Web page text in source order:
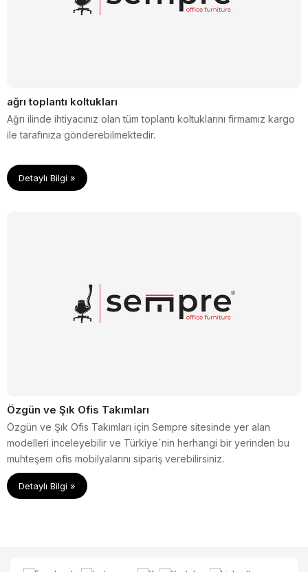
ağrı toplantı koltukları
Ağrı ilinde ihtiyacınız olan tüm toplantı koltuklarını firmamız kargo
ile tarafınıza gönderebilmektedir.
Detaylı Bilgi »
Özgün ve Şık Ofis Takımları
Özgün ve Şık Ofis Takımları için Sempre sitesinde yer alan
modelleri inceleyebilir ve Türkiye´nin herhangi bir yerinden bu
muhteşem ofis mobilyalarını sipariş verebilirsiniz.
Detaylı Bilgi »